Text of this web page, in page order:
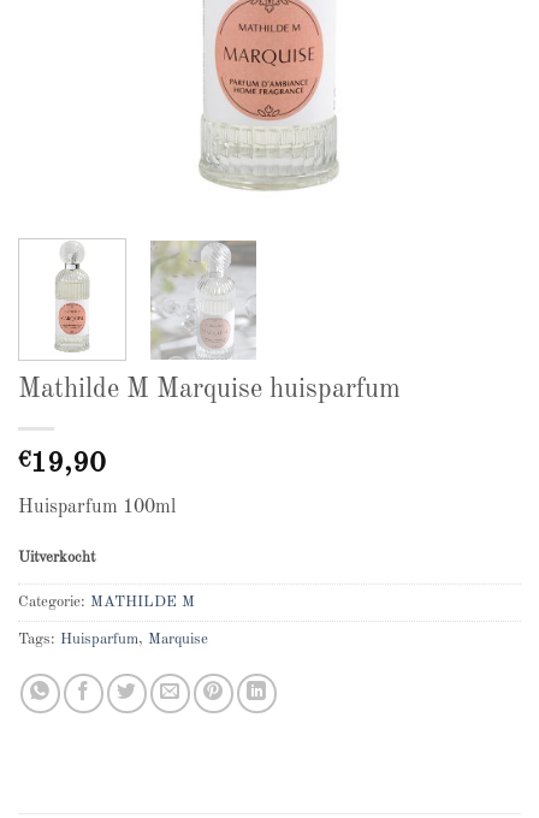
Mathilde M Marquise huisparfum
€19,90
Huisparfum 100ml
Uitverkocht
Categorie: MATHILDE M
Tags: Huisparfum, Marquise